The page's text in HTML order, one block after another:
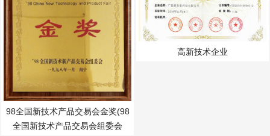
98全国新技术产品交易会金奖(98
全国新技术产品交易会组委会
高新技术企业